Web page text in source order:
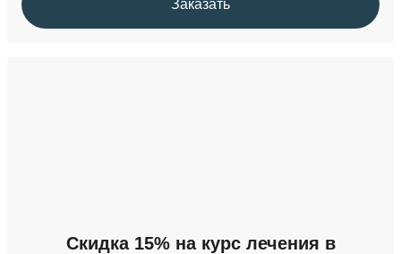
Заказать
Скидка 15% на курс лечения в